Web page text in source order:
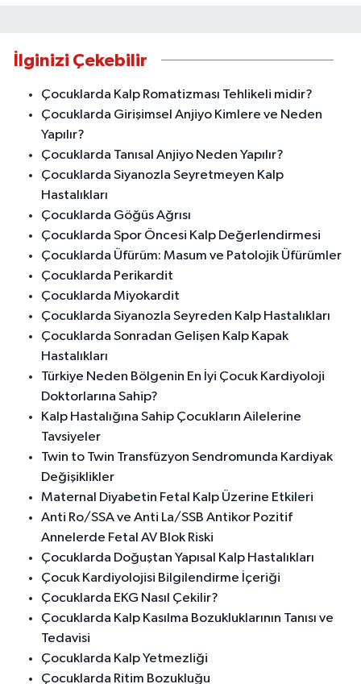
İlginizi Çekebilir
Çocuklarda Kalp Romatizması Tehlikeli midir?
Çocuklarda Girişimsel Anjiyo Kimlere ve Neden
Yapılır?
Çocuklarda Tanısal Anjiyo Neden Yapılır?
Çocuklarda Siyanozla Seyretmeyen Kalp
Hastalıkları
Çocuklarda Göğüs Ağrısı
Çocuklarda Spor Öncesi Kalp Değerlendirmesi
Çocuklarda Üfürüm: Masum ve Patolojik Üfürümler
Çocuklarda Perikardit
Çocuklarda Miyokardit
Çocuklarda Siyanozla Seyreden Kalp Hastalıkları
Çocuklarda Sonradan Gelişen Kalp Kapak
Hastalıkları
Türkiye Neden Bölgenin En İyi Çocuk Kardiyoloji
Doktorlarına Sahip?
Kalp Hastalığına Sahip Çocukların Ailelerine
Tavsiyeler
Twin to Twin Transfüzyon Sendromunda Kardiyak
Değişiklikler
Maternal Diyabetin Fetal Kalp Üzerine Etkileri
Anti Ro/SSA ve Anti La/SSB Antikor Pozitif
Annelerde Fetal AV Blok Riski
Çocuklarda Doğuştan Yapısal Kalp Hastalıkları
Çocuk Kardiyolojisi Bilgilendirme İçeriği
Çocuklarda EKG Nasıl Çekilir?
Çocuklarda Kalp Kasılma Bozukluklarının Tanısı ve
Tedavisi
Çocuklarda Kalp Yetmezliği
Çocuklarda Ritim Bozukluğu